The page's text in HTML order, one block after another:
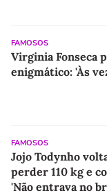
FAMOSOS
Virginia Fonseca
enigmático: 'Às
FAMOSOS
Jojo Todynho
perder 110 kg e
'Não entrava no